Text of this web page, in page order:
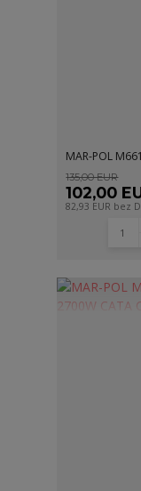
MAR-POL
135,00 EUR
102,00
82,93 EUR bez